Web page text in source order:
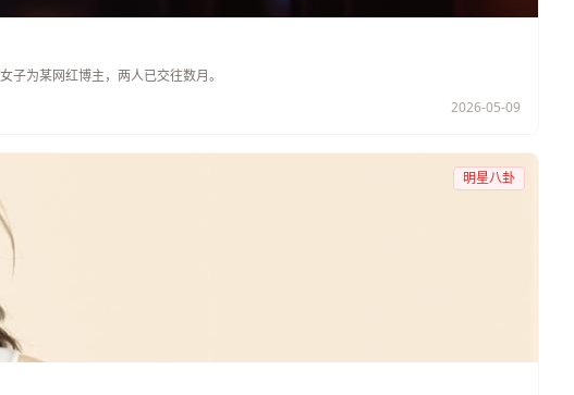
为某网红博主，两人已交往数月。
2026-05-09
明星八卦